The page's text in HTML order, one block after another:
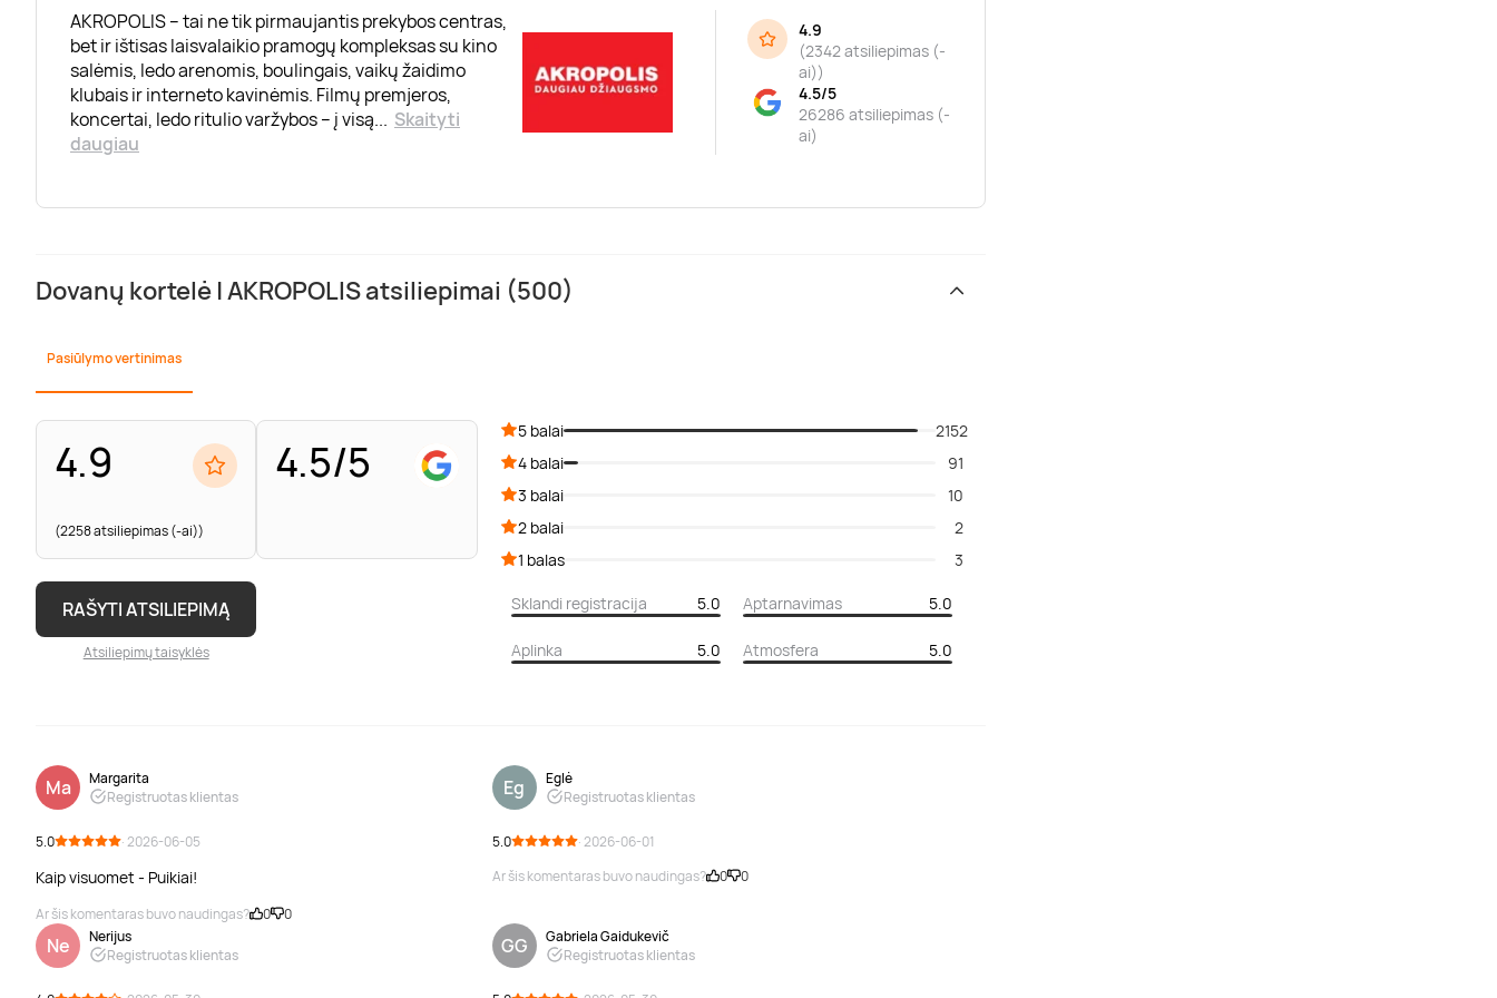
AKROPOLIS – tai ne tik pirmaujantis prekybos centras,
bet ir ištisas laisvalaikio pramogų kompleksas su kino
salėmis, ledo arenomis, boulingais, vaikų žaidimo
klubais ir interneto kavinėmis. Filmų premjeros,
koncertai, ledo ritulio varžybos – į visą... Skaityti
daugiau
4.9
(2342 atsiliepimas (-
ai))
4.5/5
26286 atsiliepimas (-
ai)
Dovanų kortelė | AKROPOLIS atsiliepimai (500)
Pasiūlymo vertinimas
4.9
(2258 atsiliepimas (-ai))
4.5/5
RAŠYTI ATSILIEPIMĄ
Atsiliepimų taisyklės
5 balai
2152
4 balai
91
3 balai
10
2 balai
2
1 balas
3
Sklandi registracija 5.0 Aptarnavimas 5.0
Aplinka 5.0 Atmosfera 5.0
Ma
Margarita
Registruotas klientas
5.0 · 2026-06-05
Kaip visuomet - Puikiai!
Ar šis komentaras buvo naudingas? 0 0
Eg
Eglė
Registruotas klientas
5.0
· 2026-06-01
Ar šis komentaras buvo naudingas?
0 0
Ne
Nerijus
Registruotas klientas
GG
Gabriela Gaidukevič
Registruotas klientas